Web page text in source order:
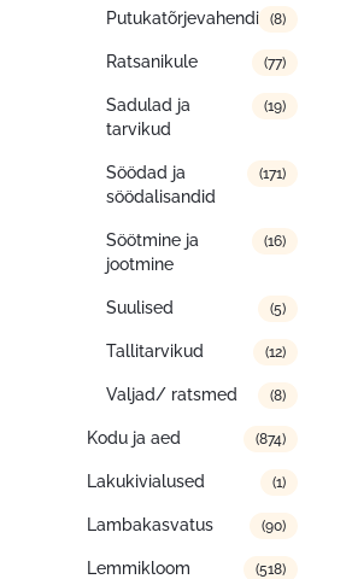
Putukatõrjevahendid (8)
Ratsanikule (77)
Sadulad ja
tarvikud
(19)
Söödad ja
söödalisandid
(171)
Söötmine ja
jootmine
(16)
Suulised (5)
Tallitarvikud (12)
Valjad/ ratsmed (8)
Kodu ja aed (874)
Lakukivialused (1)
Lambakasvatus (90)
Lemmikloom (518)